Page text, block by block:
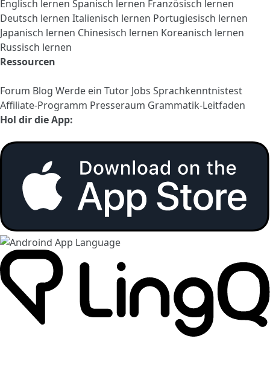
Englisch lernen Spanisch lernen Französisch lernen
Deutsch lernen Italienisch lernen Portugiesisch lernen
Japanisch lernen Chinesisch lernen Koreanisch lernen
Russisch lernen
Ressourcen
Forum Blog Werde ein Tutor Jobs Sprachkenntnistest
Affiliate-Programm Presseraum Grammatik-Leitfaden
Hol dir die App: